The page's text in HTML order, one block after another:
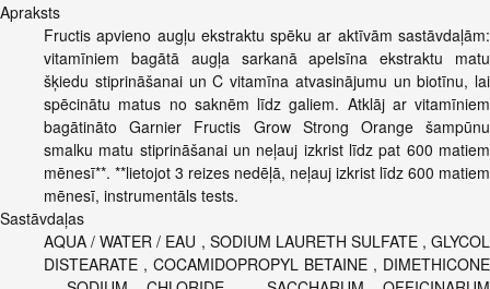
Apraksts
Fructis apvieno augļu ekstraktu spēku ar aktīvām sastāvdaļām:
vitamīniem bagātā augļa sarkanā apelsīna ekstraktu matu
šķiedu stiprināšanai un C vitamīna atvasinājumu un biotīnu, lai
spēcinātu matus no saknēm līdz galiem. Atklāj ar vitamīniem
bagātināto Garnier Fructis Grow Strong Orange šampūnu
smalku matu stiprināšanai un neļauj izkrist līdz pat 600 matiem
mēnesī**. **lietojot 3 reizes nedēļā, neļauj izkrist līdz 600 matiem
mēnesī, instrumentāls tests.
Sastāvdaļas
AQUA / WATER / EAU , SODIUM LAURETH SULFATE , GLYCOL
DISTEARATE , COCAMIDOPROPYL BETAINE , DIMETHICONE